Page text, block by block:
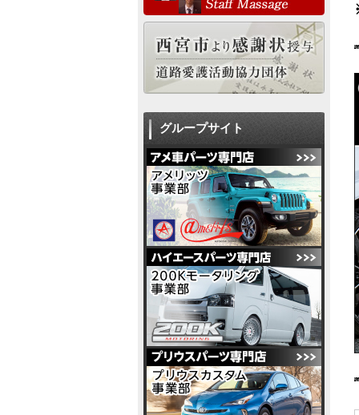
グループサイト